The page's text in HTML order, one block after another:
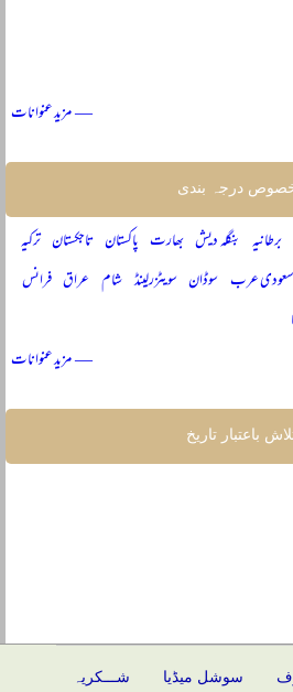
— مزید عنوانات
درجہ بندی
برطانیہ بنگلہ دیش بھارت پاکستان تاجکستان ترکیہ
سعودی عرب سوڈان سویٹزرلینڈ شام عراق فرانس
— مزید عنوانات
باعتبار تاریخ
سوشل میڈیا شـــکریہ